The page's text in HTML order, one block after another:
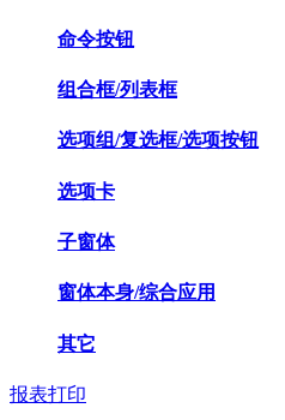
命令按钮
组合框/列表框
选项组/复选框/选项按钮
选项卡
子窗体
窗体本身/综合应用
其它
报表打印